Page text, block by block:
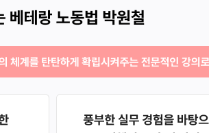
팀, 법무팀 근무
(인사노무관리, 노무분쟁 담당)